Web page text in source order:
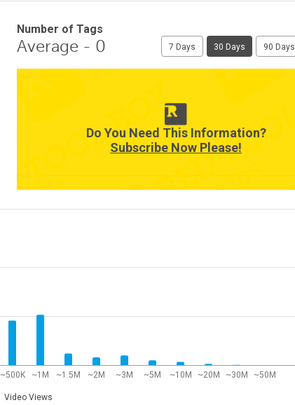
Number of Tags
Average - 0 7 Days 30 Days 90 Days
Do You Need This Information?
Subscribe Now Please!
~500K ~1M ~1.5M ~2M ~3M ~5M ~10M ~20M ~30M ~50M
Video Views